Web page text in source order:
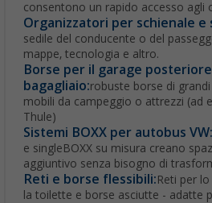
consentono un rapido accesso agli
Organizzatori per schienale e
sedile del conducente o del
mappe, tecnologia e altro.
Borse per il garage posteriore
bagagliaio:robuste borse di
mobili da campeggio o attrezzi (ad
Thule)
Sistemi BOXX per autobus VW:
e singleBOXX su misura creano
aggiuntivo senza bisogno di
Reti e borse flessibili:Reti per
la toilette e borse asciutte - adatte